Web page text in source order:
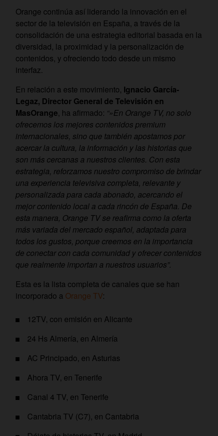
Orange continúa así liderando la innovación en el
sector de la televisión en España, a través de la
consolidación de una estrategia editorial basada en la
diversidad, la proximidad y la personalización de
contenidos, y ofreciendo todo desde un mismo
interfaz.
En relación a este movimiento, Ignacio García-
Legaz, Director General de Televisión en
MasOrange, ha afirmado: “»En Orange TV, no solo
ofrecemos los mejores contenidos premium
internacionales, sino que también apostamos por
acercar la cultura, la información y las historias que
son más cercanas a nuestros clientes. Con esta
estrategia, reforzamos nuestro compromiso de brindar
una experiencia televisiva completa, relevante y
personalizada para cada abonado, acercando el
mejor contenido local a cada rincón de España. De
esta manera, Orange TV se reafirma como la oferta
más variada del mercado español, adaptada para
todos los gustos, porque creemos en la importancia
de conectar con cada comunidad y ofrecer contenidos
que realmente importan a nuestros usuarios”.
Esta es la lista completa de canales que se han
incorporado a Orange TV:
12TV, con emisión en Alicante
24 Hs Almería, en Almería
AC Principado, en Asturias
Ahora TV, en Tenerife
Canal 4 TV, en Tenerife
Cantabria TV (C7), en Cantabria